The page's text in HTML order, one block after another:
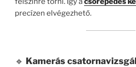
precízen elvégezhető.
🔹 Kamerás